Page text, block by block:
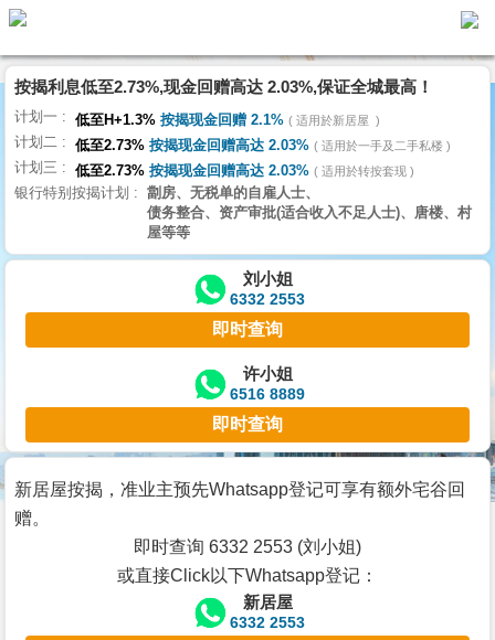
代
理
主
页
搵
楼/
交
业
主
宅
谷
按
按揭利息低至2.73%,现金回赠高达 2.03%,保证全城最高！
计划一 低至H+1.3% 按揭现金回赠 2.1% 适用於新居屋
计划二 低至2.73% 按揭现金回赠高达 2.03% 适用於一手及二手私楼
计划三 低至2.73% 按揭现金回赠高达 2.03% 适用於转按套现
银行特别按揭计划
劏房、无税单的自雇人士、
债务整合、资产审批(适合收入不足人士)、唐楼、村
屋等等
刘小姐
6332 2553
即时查询
许小姐
6516 8889
即时查询
新居屋按揭，准业主预先Whatsapp登记可享有额外宅谷回
赠。
即时查询 6332 2553 (刘小姐)
或直接Click以下Whatsapp登记：
新居屋
6332 2553